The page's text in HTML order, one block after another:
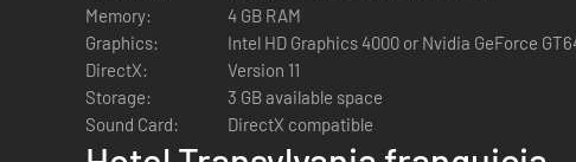
Memory:
4 GB RAM
Graphics:
Intel HD Graphics 4000 or Nvidia GeForce
DirectX:
Version 11
Storage:
3 GB available space
Sound Card:
DirectX compatible